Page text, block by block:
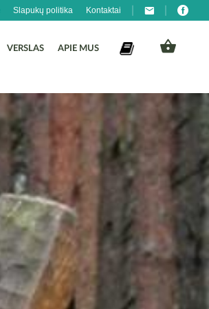
Slapukų politika Kontaktai
VERSLAS APIE MUS